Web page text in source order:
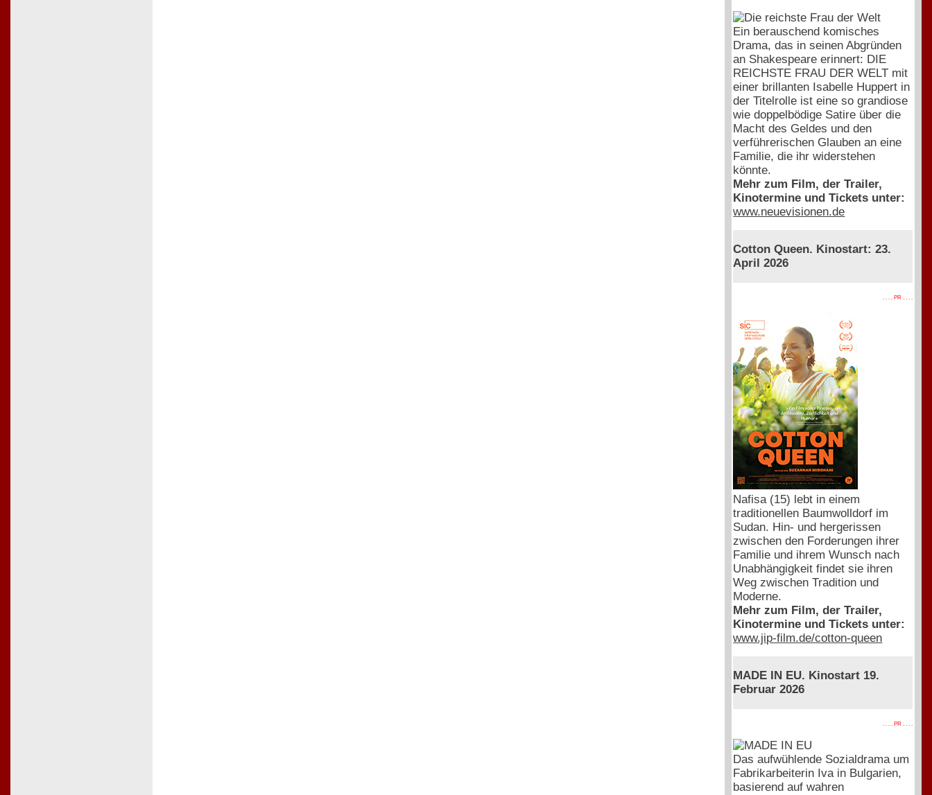
Ein berauschend komisches
Drama, das in seinen Abgründen
an Shakespeare erinnert: DIE
REICHSTE FRAU DER WELT mit
einer brillanten Isabelle Huppert in
der Titelrolle ist eine so grandiose
wie doppelbödige Satire über die
Macht des Geldes und den
verführerischen Glauben an eine
Familie, die ihr widerstehen
könnte.
Mehr zum Film, der Trailer,
Kinotermine und Tickets unter:
www.neuevisionen.de
Cotton Queen. Kinostart: 23.
April 2026
. . . . PR . . . .
Nafisa (15) lebt in einem
traditionellen Baumwolldorf im
Sudan. Hin- und hergerissen
zwischen den Forderungen ihrer
Familie und ihrem Wunsch nach
Unabhängigkeit findet sie ihren
Weg zwischen Tradition und
Moderne.
Mehr zum Film, der Trailer,
Kinotermine und Tickets unter:
www.jip-film.de/cotton-queen
MADE IN EU. Kinostart 19.
Februar 2026
. . . . PR . . . .
Das aufwühlende Sozialdrama um
Fabrikarbeiterin Iva in Bulgarien,
basierend auf wahren